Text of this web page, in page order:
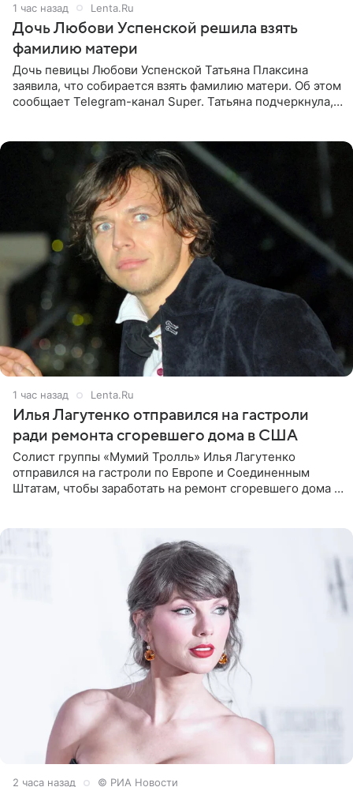
1 час назад Lenta.Ru
Дочь Любови Успенской решила взять
фамилию матери
Дочь певицы Любови Успенской Татьяна Плаксина
заявила, что собирается взять фамилию матери. Об этом
сообщает Telegram-канал Super. Татьяна подчеркнула,
1 час назад Lenta.Ru
Илья Лагутенко отправился на гастроли
ради ремонта сгоревшего дома в США
Солист группы «Мумий Тролль» Илья Лагутенко
отправился на гастроли по Европе и Соединенным
Штатам, чтобы заработать на ремонт сгоревшего дома в
2 часа назад © РИА Новости